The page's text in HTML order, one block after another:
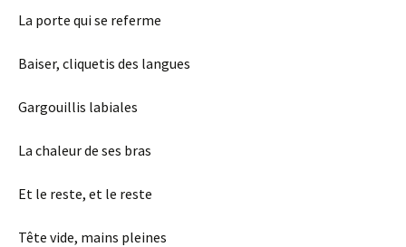
La porte qui se referme
Baiser, cliquetis des langues
Gargouillis labiales
La chaleur de ses bras
Et le reste, et le reste
Tête vide, mains pleines